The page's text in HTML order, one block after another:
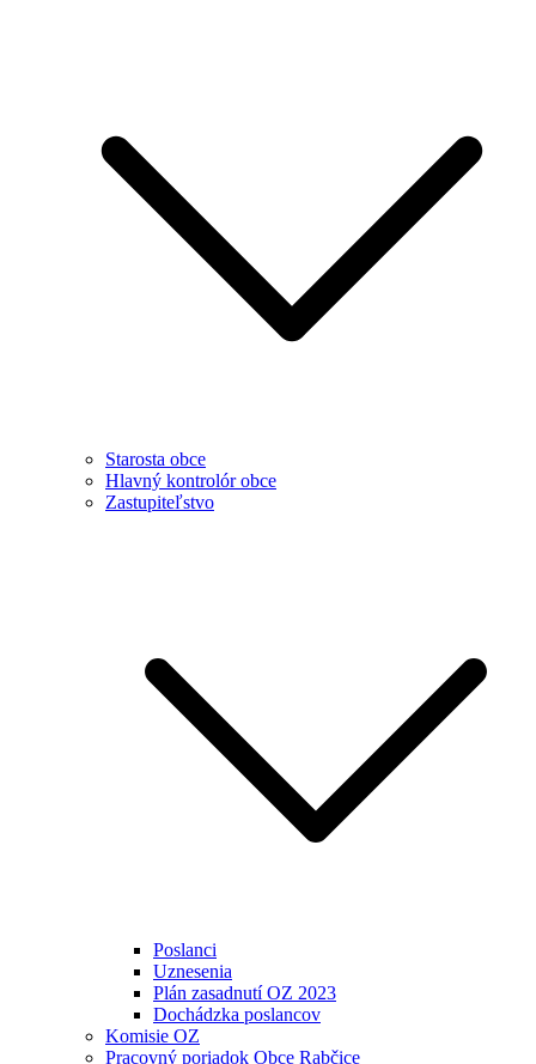
Starosta obce
Hlavný kontrolór obce
Zastupiteľstvo
Poslanci
Uznesenia
Plán zasadnutí OZ 2023
Dochádzka poslancov
Komisie OZ
Pracovný poriadok Obce Rabčice